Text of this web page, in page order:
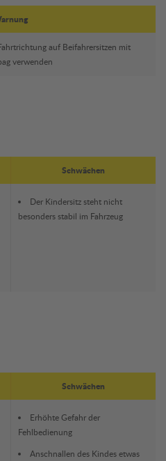
auf Beifahrersitzen mit
verwenden
Schwächen
Der Kindersitz steht nicht
besonders stabil im Fahrzeug
Schwächen
Erhöhte Gefahr der
Fehlbedienung
Anschnallen des Kindes etwas